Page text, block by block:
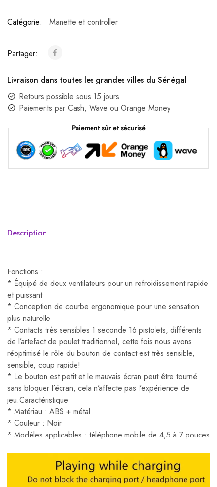
Catégorie: Manette et controller
Partager:
Livraison dans toutes les grandes villes du Sénégal
Retours possible sous 15 jours
Paiements par Cash, Wave ou Orange Money
Paiement sûr et sécurisé
Description
Fonctions :
* Équipé de deux ventilateurs pour un refroidissement rapide
et puissant
* Conception de courbe ergonomique pour une sensation
plus naturelle
* Contacts très sensibles 1 seconde 16 pistolets, différents
de l’artefact de poulet traditionnel, cette fois nous avons
réoptimisé le rôle du bouton de contact est très sensible,
sensible, coup rapide!
* Le bouton est petit et le mauvais écran peut être tourné
sans bloquer l’écran, cela n’affecte pas l’expérience de
jeu.Caractéristique
* Matériau : ABS + métal
* Couleur : Noir
* Modèles applicables : téléphone mobile de 4,5 à 7 pouces